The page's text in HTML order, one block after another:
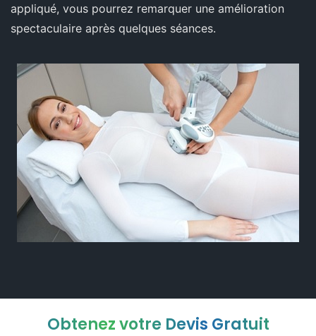
appliqué, vous pourrez remarquer une amélioration
spectaculaire après quelques séances.
Obtenez votre Devis Gratuit